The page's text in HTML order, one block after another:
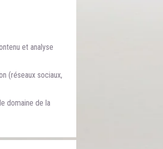
et analyse
(réseaux sociaux,
domaine de la